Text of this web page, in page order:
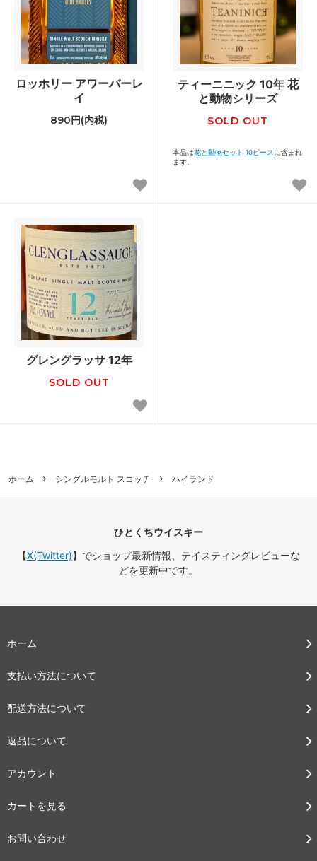
ロッホリー アワーバーレ
イ
890円(内税)
ティーニニック 10年 花
と動物シリーズ
SOLD OUT
本品は花と動物セット 10ピースに含まれ
ます。
グレングラッサ 12年
SOLD OUT
ホーム シングルモルト スコッチ ハイランド
ひとくちウイスキー
【X(Twitter)】でショップ最新情報、テイスティングレビューな
どを更新中です。
ホーム
支払い方法について
配送方法について
返品について
アカウント
カートを見る
お問い合わせ